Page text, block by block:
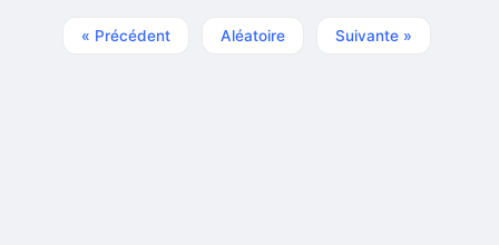
« Précédent Aléatoire Suivante »